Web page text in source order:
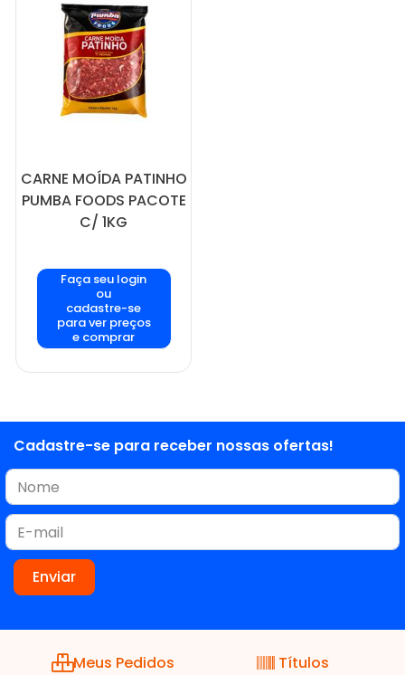
CARNE MOÍDA PATINHO
PUMBA FOODS PACOTE
C/ 1KG
Faça seu login
ou
cadastre-se
para ver preços
e comprar
Cadastre-se para receber nossas ofertas!
Meus Pedidos
Títulos